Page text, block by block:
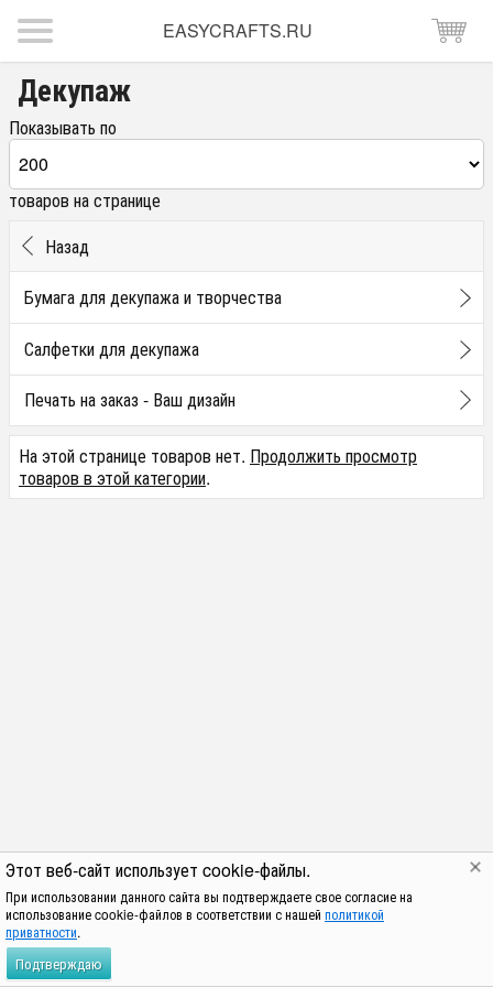
Этот веб-сайт использует cookie-файлы.
При использовании данного сайта вы подтверждаете свое согласие на
использование cookie-файлов в соответствии с нашей политикой
приватности.
Подтверждаю
EASYCRAFTS.RU
Декупаж
Показывать по
товаров на странице
Назад
Бумага для декупажа и творчества
Салфетки для декупажа
Печать на заказ - Ваш дизайн
На этой странице товаров нет. Продолжить просмотр
товаров в этой категории.